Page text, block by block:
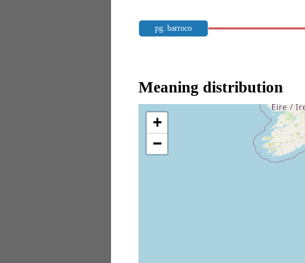
pg. barroco
Meaning distribution
+
−